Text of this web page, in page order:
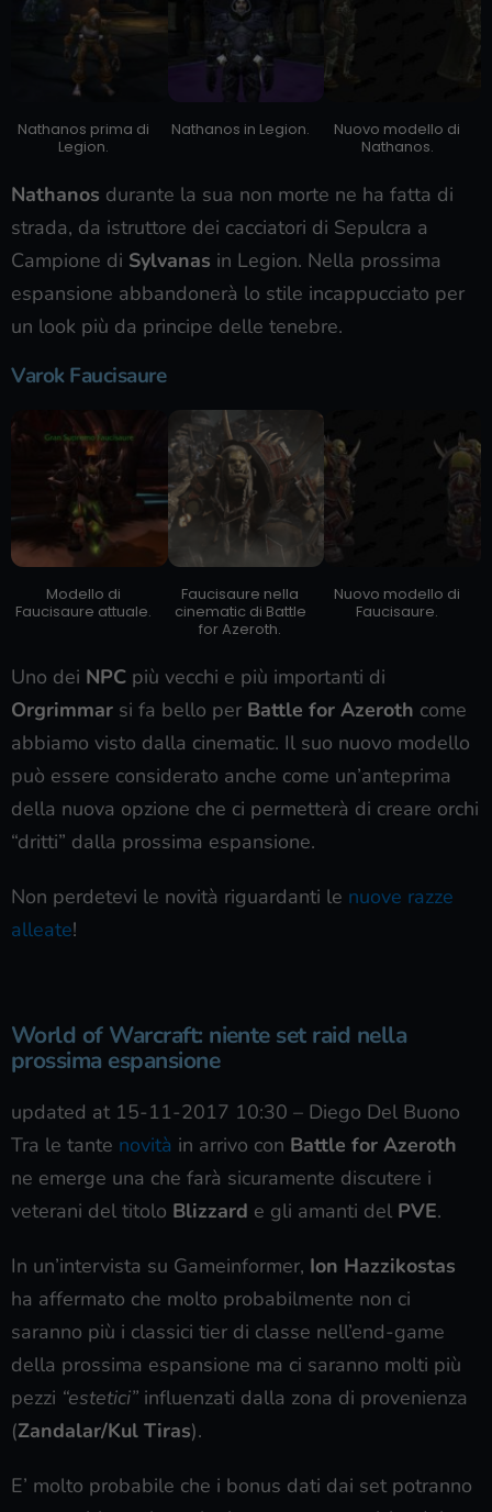
Nathanos prima di
Legion.
Nathanos in Legion.
Nuovo modello di
Nathanos.
Nathanos durante la sua non morte ne ha fatta di
strada, da istruttore dei cacciatori di Sepulcra a
Campione di Sylvanas in Legion. Nella prossima
espansione abbandonerà lo stile incappucciato per
un look più da principe delle tenebre.
Varok Faucisaure
Modello di
Faucisaure attuale.
Faucisaure nella
cinematic di Battle
for Azeroth.
Nuovo modello di
Faucisaure.
Uno dei NPC più vecchi e più importanti di
Orgrimmar si fa bello per Battle for Azeroth come
abbiamo visto dalla cinematic. Il suo nuovo modello
può essere considerato anche come un’anteprima
della nuova opzione che ci permetterà di creare orchi
“dritti” dalla prossima espansione.
Non perdetevi le novità riguardanti le nuove razze
alleate!
World of Warcraft: niente set raid nella
prossima espansione
updated at 15-11-2017 10:30 – Diego Del Buono
Tra le tante novità in arrivo con Battle for Azeroth
ne emerge una che farà sicuramente discutere i
veterani del titolo Blizzard e gli amanti del PVE.
In un’intervista su Gameinformer, Ion Hazzikostas
ha affermato che molto probabilmente non ci
saranno più i classici tier di classe nell’end-game
della prossima espansione ma ci saranno molti più
pezzi “estetici” influenzati dalla zona di provenienza
(Zandalar/Kul Tiras).
E’ molto probabile che i bonus dati dai set potranno